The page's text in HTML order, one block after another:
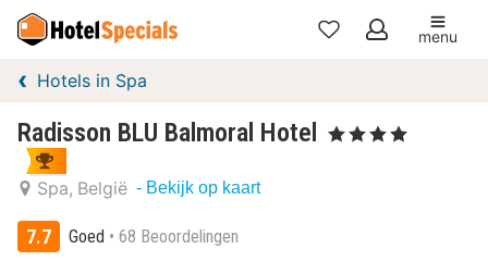
Mijn
menu
Hotels in Spa
Radisson BLU Balmoral Hotel , 4 Sterren
Spa België - Bekijk op kaart
7.7 Goed 68 Beoordelingen